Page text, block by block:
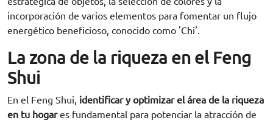
incorporación de varios elementos para fomentar un flujo
energético beneficioso, conocido como 'Chi'.
La zona de la riqueza en el Feng
Shui
En el Feng Shui, identificar y optimizar el área de la riqueza
en tu hogares fundamental para potenciar la atracción de